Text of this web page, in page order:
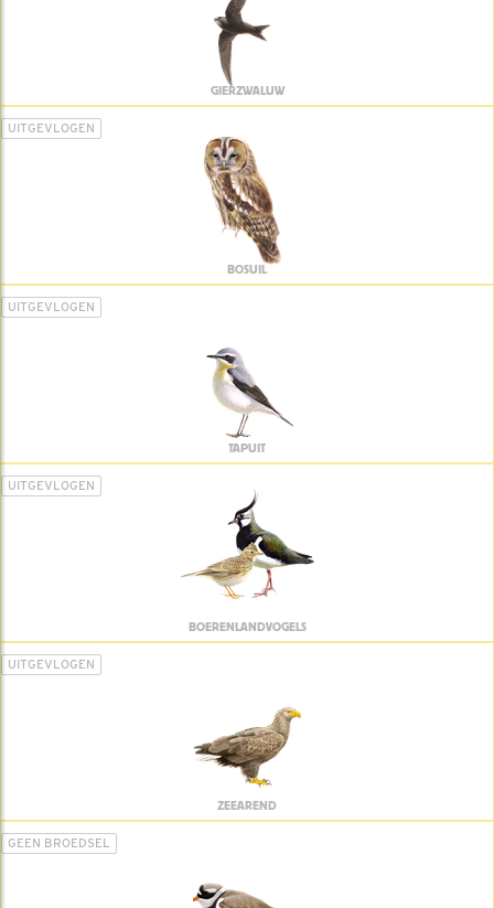
GIERZWALUW
UITGEVLOGEN
BOSUIL
UITGEVLOGEN
TAPUIT
UITGEVLOGEN
BOERENLANDVOGELS
UITGEVLOGEN
ZEEAREND
GEEN BROEDSEL